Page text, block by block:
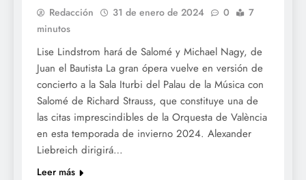
Redacción 31 de enero de 2024 0
7
minutos
Lise Lindstrom hará de Salomé y Michael Nagy, de
Juan el Bautista La gran ópera vuelve en versión de
concierto a la Sala Iturbi del Palau de la Música con
Salomé de Richard Strauss, que constituye una de
las citas imprescindibles de la Orquesta de València
en esta temporada de invierno 2024. Alexander
Liebreich dirigirá…
Leer más